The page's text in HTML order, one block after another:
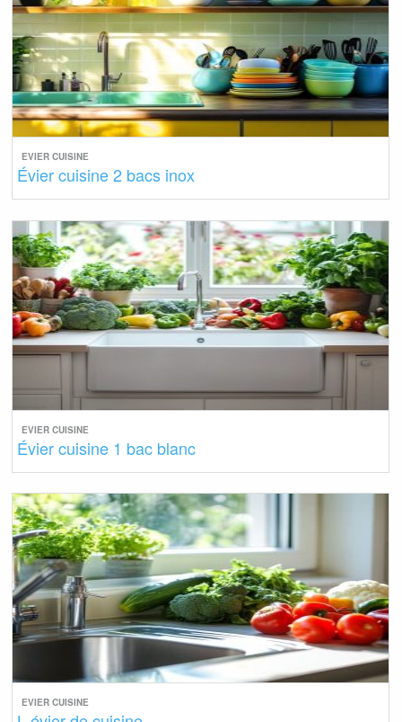
EVIER CUISINE
Évier cuisine 2 bacs inox
EVIER CUISINE
Évier cuisine 1 bac blanc
EVIER CUISINE